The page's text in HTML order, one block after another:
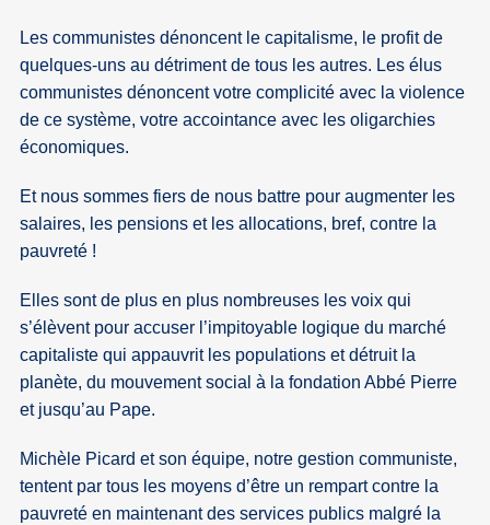
Les communistes dénoncent le capitalisme, le profit de
quelques-uns au détriment de tous les autres. Les élus
communistes dénoncent votre complicité avec la violence
de ce système, votre accointance avec les oligarchies
économiques.
Et nous sommes fiers de nous battre pour augmenter les
salaires, les pensions et les allocations, bref, contre la
pauvreté !
Elles sont de plus en plus nombreuses les voix qui
s’élèvent pour accuser l’impitoyable logique du marché
capitaliste qui appauvrit les populations et détruit la
planète, du mouvement social à la fondation Abbé Pierre
et jusqu’au Pape.
Michèle Picard et son équipe, notre gestion communiste,
tentent par tous les moyens d’être un rempart contre la
pauvreté en maintenant des services publics malgré la